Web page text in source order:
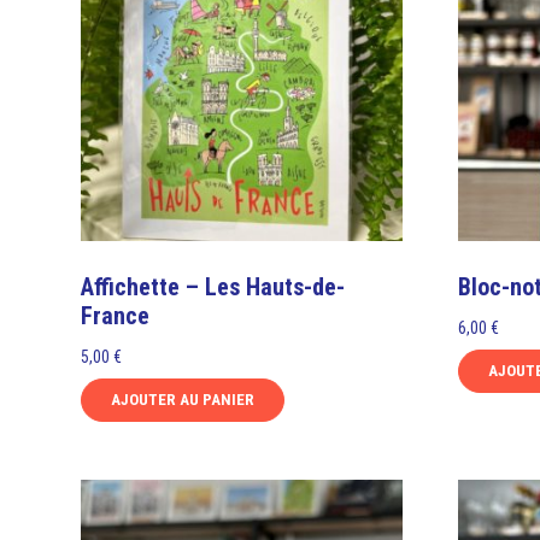
Affichette – Les Hauts-de-
France
5,00€
AJOUTER AU PANIER
Bloc-
6,00 €